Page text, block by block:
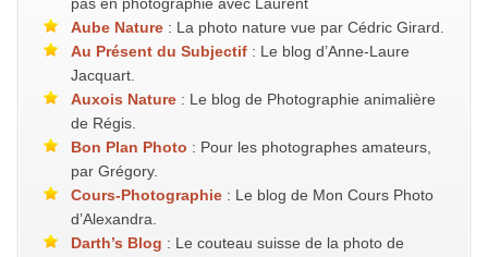
Aube Nature: La photo nature vue par Cédric Girard.
Au Présent du Subjectif : Le blog d’Anne-Laure
Jacquart.
Auxois Nature: Le blog de Photographie animalière
de Régis.
Bon Plan Photo : Pour les photographes amateurs,
par Grégory.
Cours-Photographie: Le blog de Mon Cours Photo
d’Alexandra.
Darth’s Blog : Le couteau suisse de la photo de